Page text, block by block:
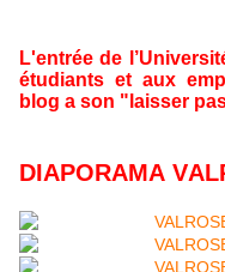
L'entrée de
étudiants et aux
blog a son "laisser
DIAPORAMA